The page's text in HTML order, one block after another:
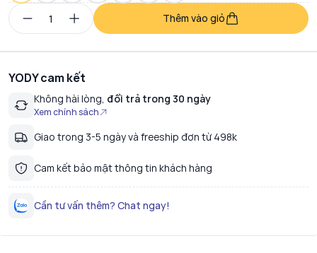
Thêm vào giỏ
YODY cam kết
Không hài lòng, đổi trả trong 30 ngày
Xem chính sách
Giao trong 3-5 ngày và freeship đơn từ 498k
Cam kết bảo mật thông tin khách hàng
Cần tư vấn thêm? Chat ngay!